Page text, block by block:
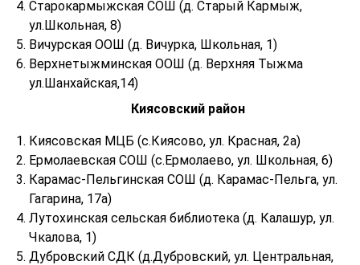
Старокармыжская СОШ (д. Старый Кармыж,
ул.Школьная, 8)
Вичурская ООШ (д. Вичурка, Школьная, 1)
Верхнетыжминская ООШ (д. Верхняя Тыжма
ул.Шанхайская,14)
Киясовский район
Киясовская МЦБ (с.Киясово, ул. Красная, 2а)
Ермолаевская СОШ (с.Ермолаево, ул. Школьная, 6)
Карамас-Пельгинская СОШ (д. Карамас-Пельга, ул.
Гагарина, 17а)
Лутохинская сельская библиотека (д. Калашур, ул.
Чкалова, 1)
Дубровский СДК (д.Дубровский, ул. Центральная,